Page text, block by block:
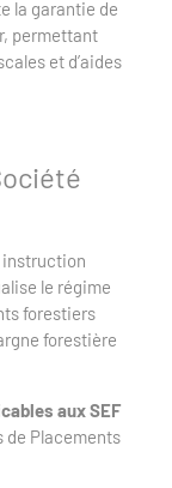
la garantie de
permettant
et d’aides
instruction
le régime
forestiers
forestière
aux SEF
de Placements